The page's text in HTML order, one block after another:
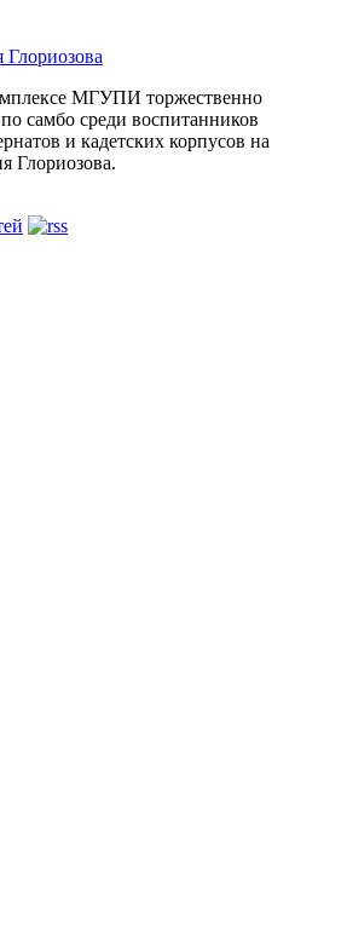
МГУПИ торжественно
самбо среди воспитанников
и кадетских корпусов на
Глориозова.